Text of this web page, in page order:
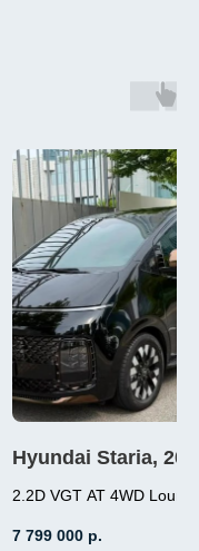
Hyundai Staria,
2.2D VGT AT 4WD
7 799 000 р.